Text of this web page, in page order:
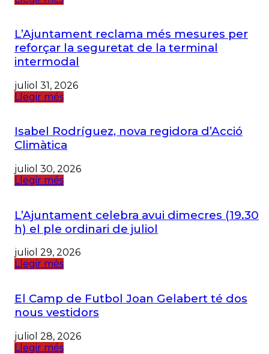
L’Ajuntament reclama més mesures per
reforçar la seguretat de la terminal
intermodal
juliol 31, 2026
Llegir més
Isabel Rodríguez, nova regidora d’Acció
Climàtica
juliol 30, 2026
Llegir més
L’Ajuntament celebra avui dimecres (19.30
h) el ple ordinari de juliol
juliol 29, 2026
Llegir més
El Camp de Futbol Joan Gelabert té dos
nous vestidors
juliol 28, 2026
Llegir més